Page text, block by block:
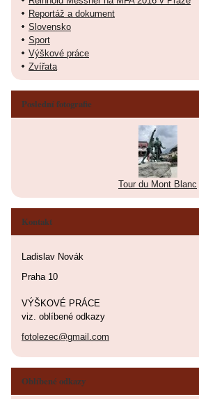
Reportáž a dokument
Slovensko
Sport
Výškové práce
Zvířata
Poslední fotografie
Tour du Mont Blanc
Kontakt
Ladislav Novák
Praha 10
VÝŠKOVÉ PRÁCE
viz. oblíbené odkazy
fotolezec@gmail.com
Oblíbené odkazy